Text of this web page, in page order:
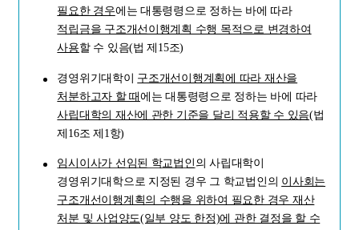
필요한 경우에는 대통령령으로 정하는 바에 따라
적립금을 구조개선이행계획 수행 목적으로 변경하여
사용할 수 있음(법 제15조)
경영위기대학이 구조개선이행계획에 따라 재산을
처분하고자 할 때에는 대통령령으로 정하는 바에 따라
사립대학의 재산에 관한 기준을 달리 적용할 수 있음(법
제16조 제1항)
임시이사가 선임된 학교법인 의 사립대학이
경영위기대학으로 지정된 경우 그 학교법인의 이사회는
구조개선이행계획의 수행을 위하여 필요한 경우 재산
처분 및 사업양도(일부 양도 한정)에 관한 결정을 할 수